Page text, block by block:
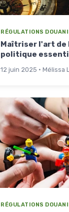
RÉGULATIONS
Maîtriser l'art de
politique
12 juin 2025 · Mélissa
RÉGULATIONS